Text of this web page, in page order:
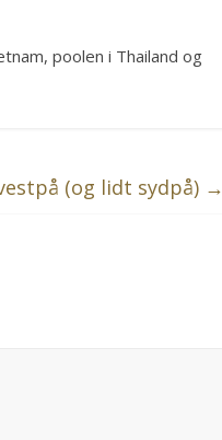
poolen i Thailand og
(og lidt sydpå) →